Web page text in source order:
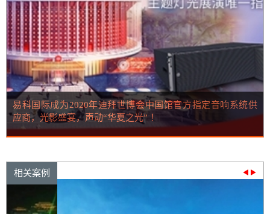
易科国际成为2020年迪拜世博会中国馆官方指定音响系统供
应商，光影盛宴，声动“华夏之光” ！
相关案例